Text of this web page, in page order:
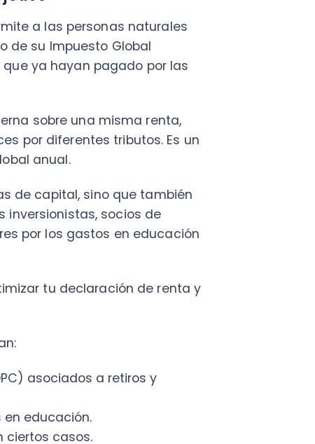
sino que también
socios de
los gastos en educación
tu declaración de renta y
a retiros y
casos.
la tabla progresiva
rebajar ese impuesto
al IGC